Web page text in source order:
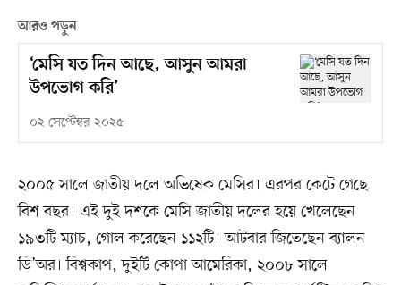
আরও পড়ুন
‘মেসি যত দিন আছে, আসুন আমরা
উপভোগ করি’
০২ সেপ্টেম্বর ২০২৫
২০০৫ সালে জাতীয় দলে অভিষেক মেসির। এরপর কেটে গেছে
বিশ বছর। এই দুই দশকে মেসি জাতীয় দলের হয়ে খেলেছেন
১৯৩টি ম্যাচ, গোল করেছেন ১১২টি। আটবার জিতেছেন ব্যালন
ডি’অর। বিশ্বকাপ, দুইটি কোপা আমেরিকা, ২০০৮ সালে